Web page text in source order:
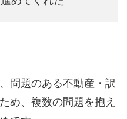
問題のある不動産・訳
め、複数の問題を抱え